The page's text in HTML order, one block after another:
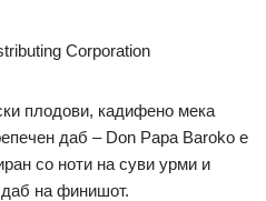
плодови, кадифено мека
даб – Don Papa Baroko е
со ноти на суви урми и
даб на финишот.